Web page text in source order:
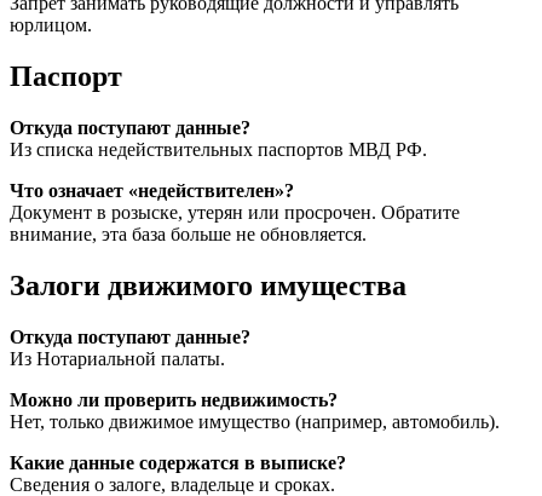
юрлицом.
Паспорт
Откуда поступают данные?
Из списка недействительных паспортов МВД РФ.
Что означает «недействителен»?
Документ в розыске, утерян или просрочен. Обратите
внимание, эта база больше не обновляется.
Залоги движимого имущества
Откуда поступают данные?
Из Нотариальной палаты.
Можно ли проверить недвижимость?
Нет, только движимое имущество (например, автомобиль).
Какие данные содержатся в выписке?
Сведения о залоге, владельце и сроках.